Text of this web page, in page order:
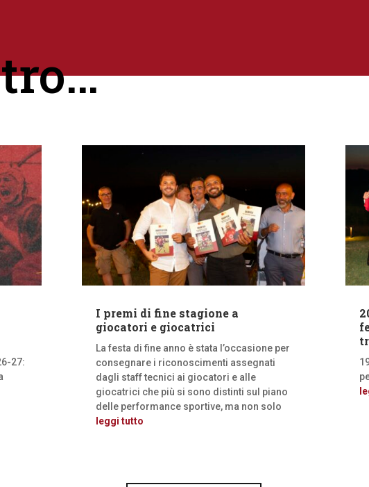
27:
I premi di fine stagione a
giocatori e giocatrici
La festa di fine anno è stata l’occasione per
consegnare i riconoscimenti assegnati
dagli staff tecnici ai giocatori e alle
giocatrici che più si sono distinti sul piano
delle performance sportive, ma non solo
leggi tutto